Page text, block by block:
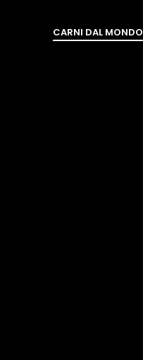
CARNI DAL MONDO